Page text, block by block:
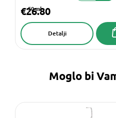
50 ml
€26.80
Detalji
Moglo bi